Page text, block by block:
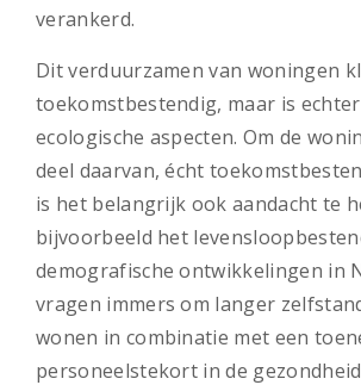
verankerd.
Dit verduurzamen van woningen
toekomstbestendig, maar is
ecologische aspecten. Om de
deel daarvan, écht
is het belangrijk ook aandacht te
bijvoorbeeld het
demografische ontwikkelingen in
vragen immers om langer
wonen in combinatie met een
personeelstekort in de